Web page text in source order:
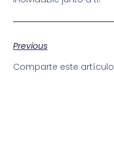
Previous
Comparte este artículo